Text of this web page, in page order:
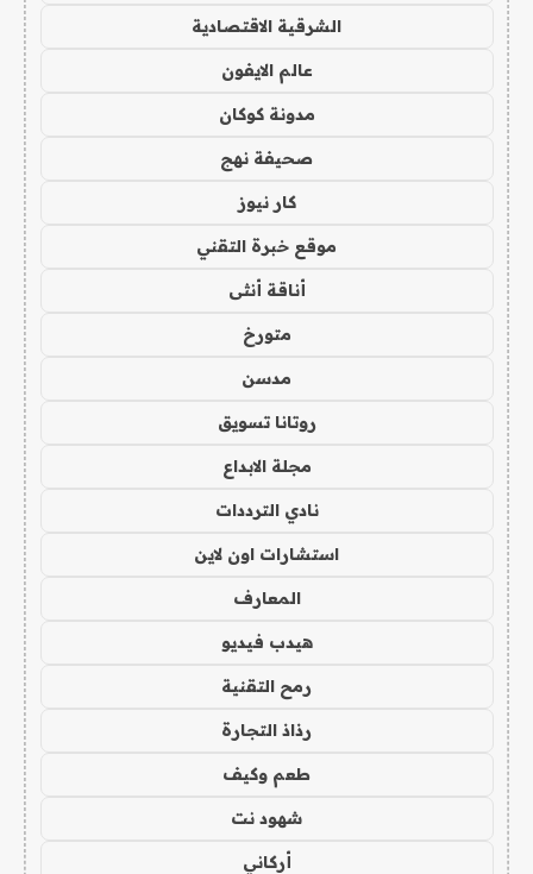
الشرقية الاقتصادية
عالم الايفون
مدونة كوكان
صحيفة نهج
كار نيوز
موقع خبرة التقني
أناقة أنثى
متورخ
مدسن
روتانا تسويق
مجلة الابداع
نادي الترددات
استشارات اون لاين
المعارف
هيدب فيديو
رمح التقنية
رذاذ التجارة
طعم وكيف
شهود نت
أركاني